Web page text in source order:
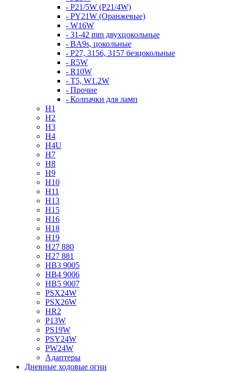
- P21/5W (P21/4W)
- PY21W (Оранжевые)
- W16W
- 31-42 mm двухцокольные
- BA9s, цокольные
- P27, 3156, 3157 безцокольные
- R5W
- R10W
- T5, W1.2W
- Прочие
- Колпачки для ламп
H1
H2
H3
H4
H4U
H7
H8
H9
H10
H11
H13
H15
H16
H18
H19
H27 880
H27 881
HB3 9005
HB4 9006
HB5 9007
PSX24W
PSX26W
HR2
P13W
PS19W
PSY24W
PW24W
Адаптеры
Дневные ходовые огни